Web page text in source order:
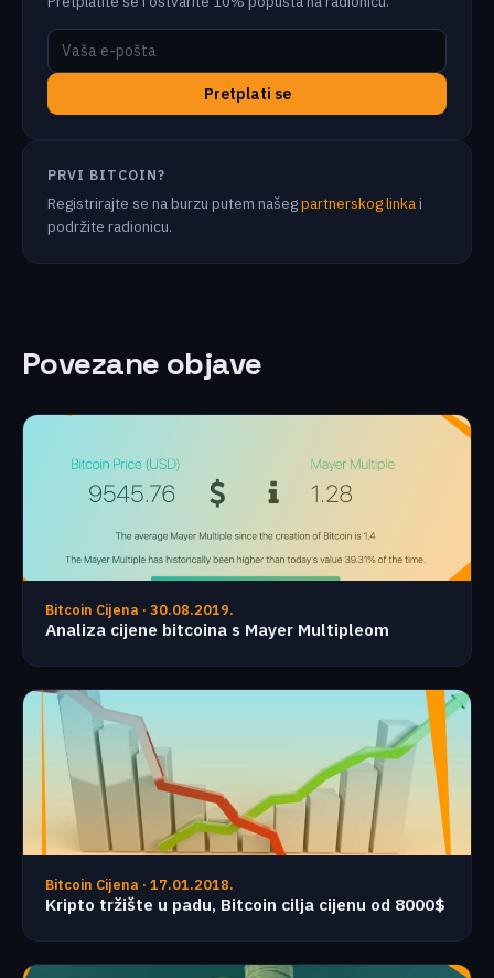
Pretplati se
PRVI BITCOIN?
Registrirajte se na burzu putem našegpartnerskog linkai
podržite radionicu.
Povezane objave
Bitcoin Cijena · 30.08.2019.
Analiza cijene bitcoina s Mayer Multipleom
Bitcoin Cijena · 17.01.2018.
Kripto tržište u padu, Bitcoin cilja cijenu od 8000$